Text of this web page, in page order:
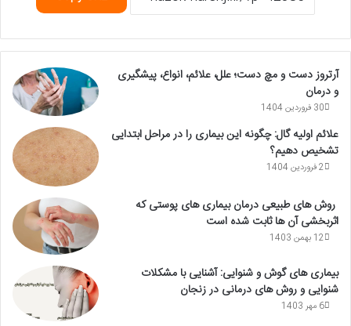
آرتروز دست و مچ دست؛ علل، علائم، انواع، پیشگیری
و درمان
30 فروردین 1404
علائم اولیه گال: چگونه این بیماری را در مراحل ابتدایی
تشخیص دهیم؟
2 فروردین 1404
روش های طبیعی درمان بیماری های پوستی که
اثربخشی آن ها ثابت شده است
12 بهمن 1403
بیماری های گوش و شنوایی: آشنایی با مشکلات
شنوایی و روش های درمانی در زنجان
6 مهر 1403